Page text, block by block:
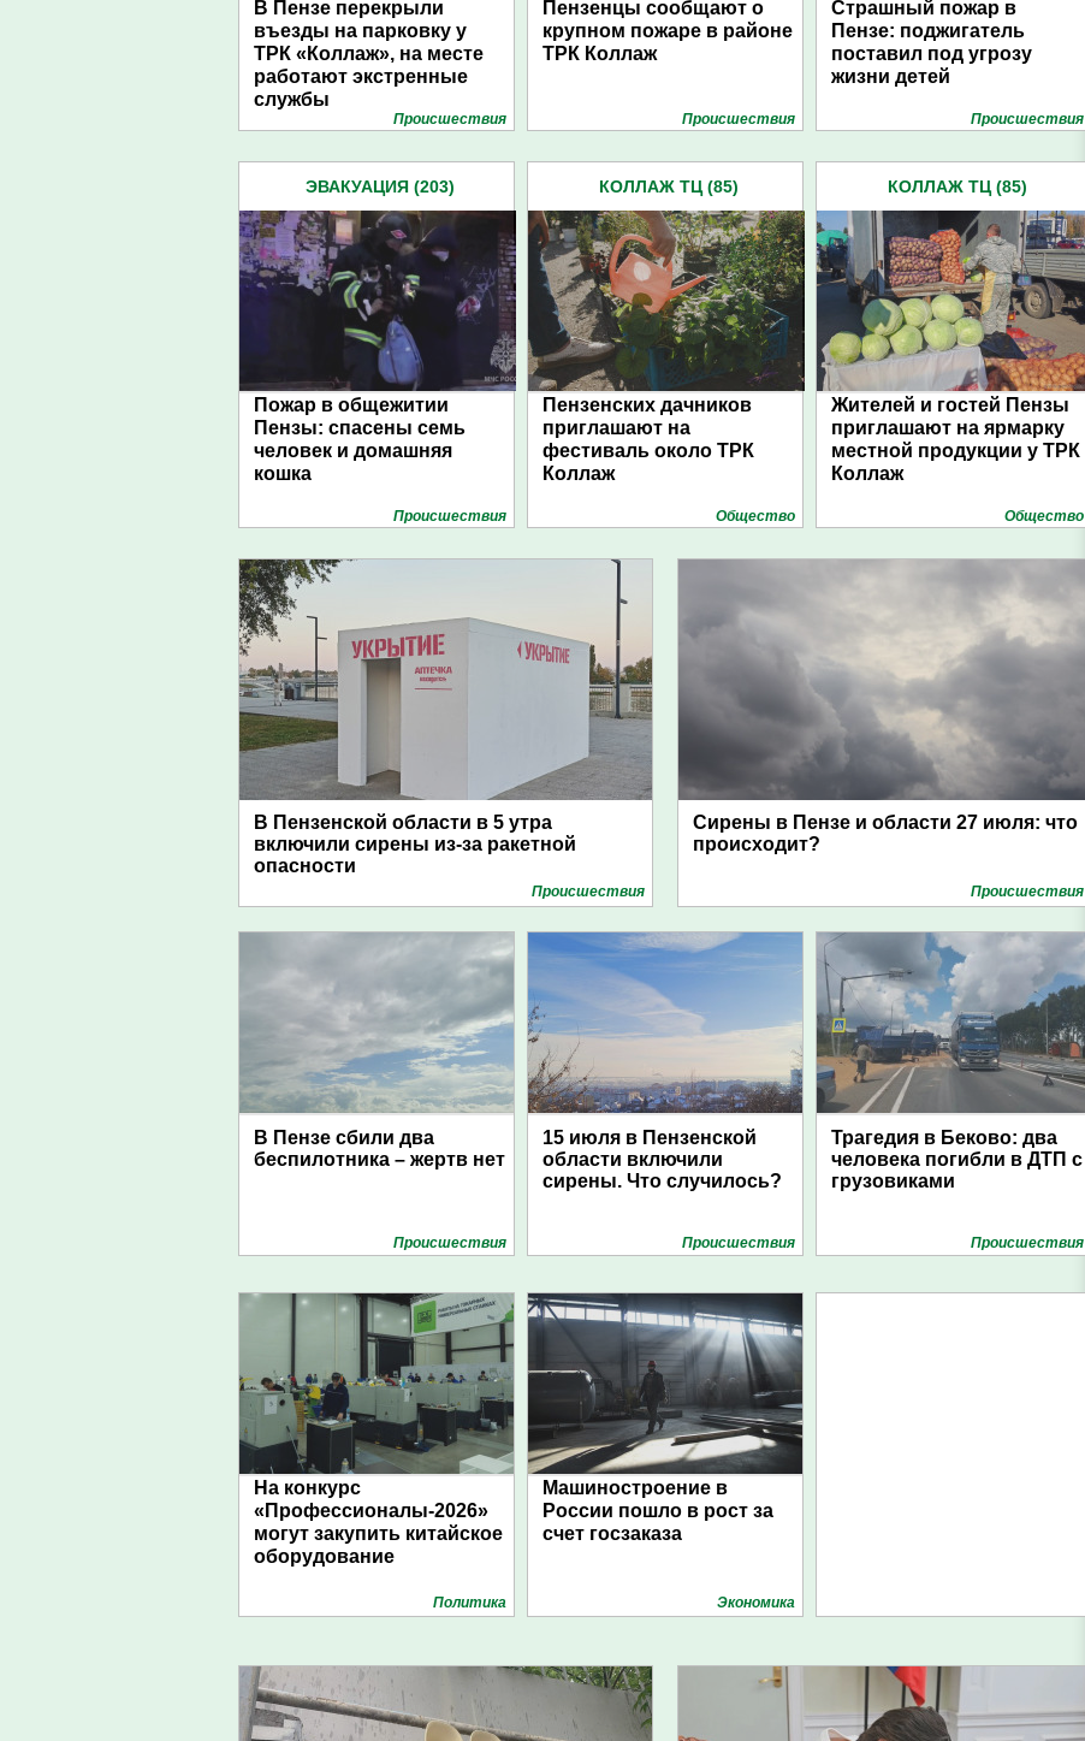
В Пензе перекрыли
въезды на парковку у
ТРК «Коллаж», на месте
работают экстренные
службы
Проиcшествия
Пензенцы сообщают о
крупном пожаре в районе
ТРК Коллаж
Проиcшествия
Страшный пожар в
Пензе: поджигатель
поставил под угрозу
жизни детей
Проиcшествия
ЭВАКУАЦИЯ (203)
Пожар в общежитии
Пензы: спасены семь
человек и домашняя
кошка
Проиcшествия
КОЛЛАЖ ТЦ (85)
Пензенских дачников
приглашают на
фестиваль около ТРК
Коллаж
Общество
КОЛЛАЖ ТЦ (85)
Жителей и гостей Пензы
приглашают на ярмарку
местной продукции у ТРК
Коллаж
Общество
В Пензенской области в 5 утра
включили сирены из-за ракетной
опасности
Проиcшествия
Сирены в Пензе и области 27 июля: что
происходит?
Проиcшествия
В Пензе сбили два
беспилотника – жертв нет
Проиcшествия
15 июля в Пензенской
области включили
сирены. Что случилось?
Проиcшествия
Трагедия в Беково: два
человека погибли в ДТП с
грузовиками
Проиcшествия
На конкурс
«Профессионалы-2026»
могут закупить китайское
оборудование
Политика
Машиностроение в
России пошло в рост за
счет госзаказа
Экономика